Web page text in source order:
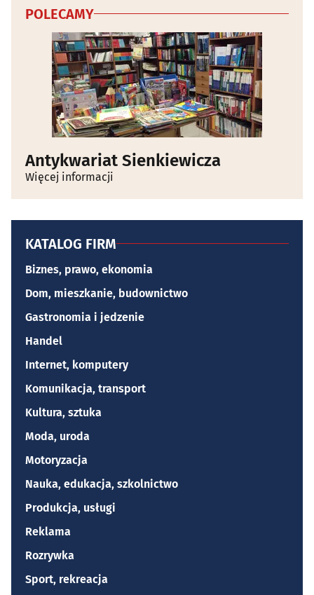
POLECAMY
Antykwariat Sienkiewicza
Więcej informacji
KATALOG FIRM
Biznes, prawo, ekonomia
Dom, mieszkanie, budownictwo
Gastronomia i jedzenie
Handel
Internet, komputery
Komunikacja, transport
Kultura, sztuka
Moda, uroda
Motoryzacja
Nauka, edukacja, szkolnictwo
Produkcja, usługi
Reklama
Rozrywka
Sport, rekreacja